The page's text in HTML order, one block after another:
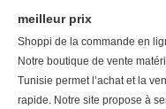
meilleur prix
Shoppi de la commande en
Notre boutique de vente
Tunisie permet l’achat et la
rapide. Notre site propose à